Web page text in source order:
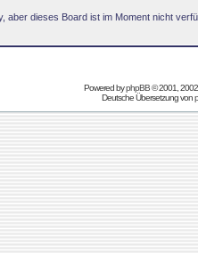
aber dieses Board ist im Moment nicht
Powered byphpBB© 2001,
Deutsche Übersetzung von